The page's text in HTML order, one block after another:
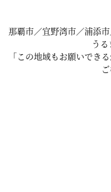
那覇市／宜野湾市／浦添
う
「この地域もお願いでき